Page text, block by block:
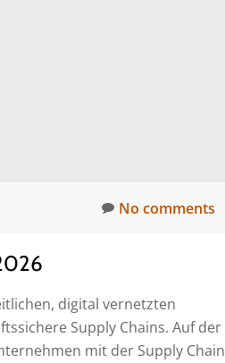
No comments
digital vernetzten
Supply Chains. Auf der
mit der Supply Chain